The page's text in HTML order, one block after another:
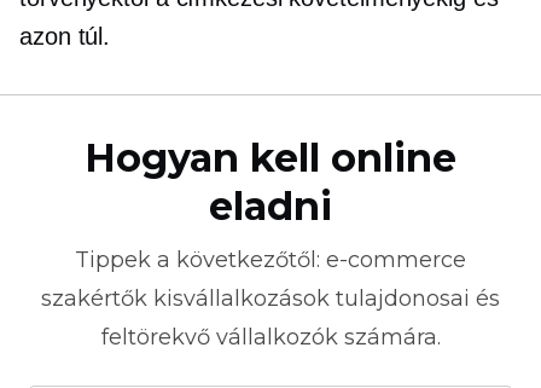
azon túl.
Hogyan kell online
eladni
Tippek a következőtől: e-commerce
szakértők kisvállalkozások tulajdonosai és
feltörekvő vállalkozók számára.